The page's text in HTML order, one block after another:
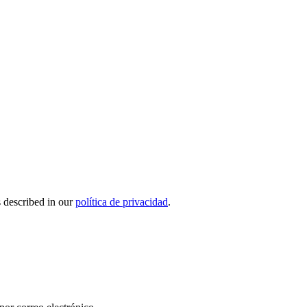
described in ourpolítica de privacidad.